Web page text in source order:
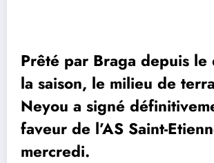
Prêté par Braga depuis
la saison, le milieu de
Neyou a signé
faveur de l’AS Saint-
mercredi.